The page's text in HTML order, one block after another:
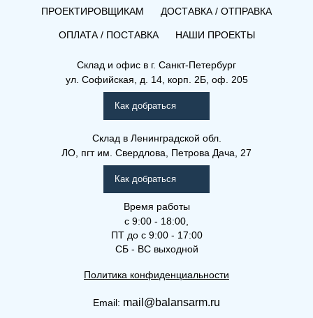
ПРОЕКТИРОВЩИКАМ ДОСТАВКА / ОТПРАВКА
ОПЛАТА / ПОСТАВКА НАШИ ПРОЕКТЫ
Склад и офис в г. Санкт-Петербург
ул. Софийская, д. 14, корп. 2Б, оф. 205
Как добраться
Склад в Ленинградской обл.
ЛО, пгт им. Свердлова, Петрова Дача, 27
Как добраться
Время работы
с 9:00 - 18:00,
ПТ до с 9:00 - 17:00
СБ - ВС выходной
Политика конфиденциальности
Email: mail@balansarm.ru